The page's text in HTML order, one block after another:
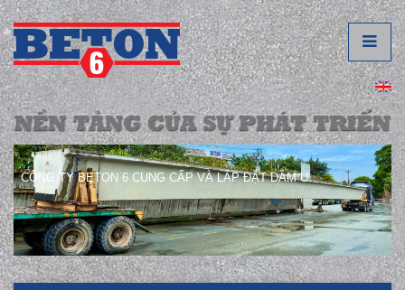
CÔNG TY BETON 6 CUNG CẤP VÀ LẮP ĐẶT DẦM U.